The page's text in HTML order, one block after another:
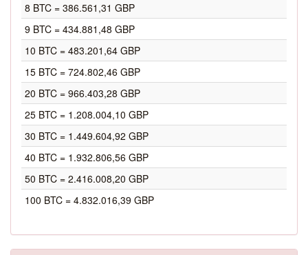
8 BTC = 386.561,31 GBP
9 BTC = 434.881,48 GBP
10 BTC = 483.201,64 GBP
15 BTC = 724.802,46 GBP
20 BTC = 966.403,28 GBP
25 BTC = 1.208.004,10 GBP
30 BTC = 1.449.604,92 GBP
40 BTC = 1.932.806,56 GBP
50 BTC = 2.416.008,20 GBP
100 BTC = 4.832.016,39 GBP